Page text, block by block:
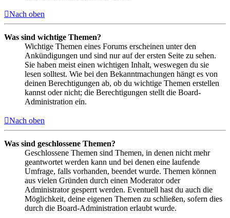
Nach oben
Was sind wichtige Themen?
Wichtige Themen eines Forums erscheinen unter den
Ankündigungen und sind nur auf der ersten Seite zu sehen.
Sie haben meist einen wichtigen Inhalt, weswegen du sie
lesen solltest. Wie bei den Bekanntmachungen hängt es von
deinen Berechtigungen ab, ob du wichtige Themen erstellen
kannst oder nicht; die Berechtigungen stellt die Board-
Administration ein.
Nach oben
Was sind geschlossene Themen?
Geschlossene Themen sind Themen, in denen nicht mehr
geantwortet werden kann und bei denen eine laufende
Umfrage, falls vorhanden, beendet wurde. Themen können
aus vielen Gründen durch einen Moderator oder
Administrator gesperrt werden. Eventuell hast du auch die
Möglichkeit, deine eigenen Themen zu schließen, sofern dies
durch die Board-Administration erlaubt wurde.